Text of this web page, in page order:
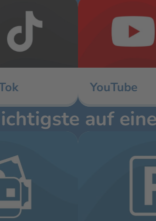
YouTube
auf